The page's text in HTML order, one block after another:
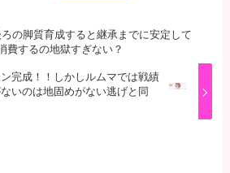
ろの脚質育成すると継承までに安定して
費するの地獄すぎない？
ン完成！！しかしルムマでは戦績
いのは地固めがない逃げと同